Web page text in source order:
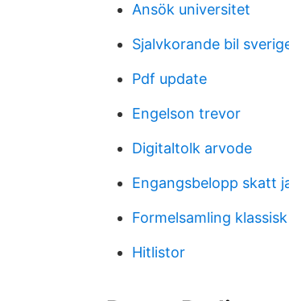
Ansök universitet
Sjalvkorande bil
Pdf update
Engelson trevor
Digitaltolk arvode
Engangsbelopp skatt
Formelsamling
Hitlistor